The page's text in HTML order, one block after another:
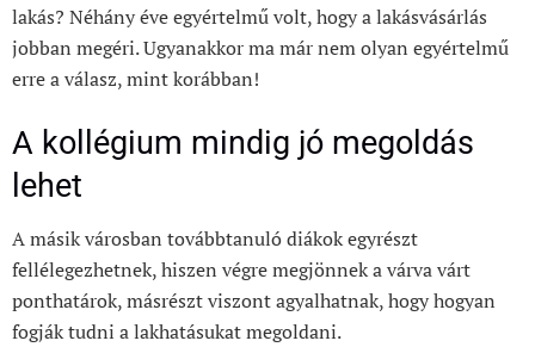
lakás? Néhány éve egyértelmű volt, hogy a lakásvásárlás
jobban megéri. Ugyanakkor ma már nem olyan egyértelmű
erre a válasz, mint korábban!
A kollégium mindig jó megoldás
lehet
A másik városban továbbtanuló diákok egyrészt
fellélegezhetnek, hiszen végre megjönnek a várva várt
ponthatárok, másrészt viszont agyalhatnak, hogy hogyan
fogják tudni a lakhatásukat megoldani.